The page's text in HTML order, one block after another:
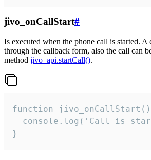
jivo_onCallStart#
Is executed when the phone call is started. A
through the callback form, also the call can
method jivo_api.startCall().
function
console.log('Call is
}